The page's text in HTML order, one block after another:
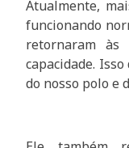
Atualmente,
funcionando
retornaram às
capacidade.
do nosso polo e